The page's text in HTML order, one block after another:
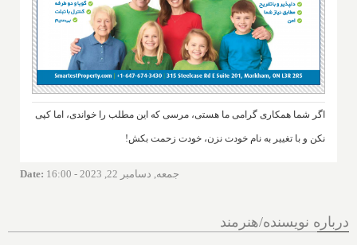
اگر شما همکاری گرامی ما هستی، مرسی که این مطلب را خواندی، اما کپی
نکن و با تغییر به نام خودت نزن، خودت زحمت بکش!
Date: جمعه, دسامبر 22, 2023 - 16:00
درباره نویسنده/هنرمند